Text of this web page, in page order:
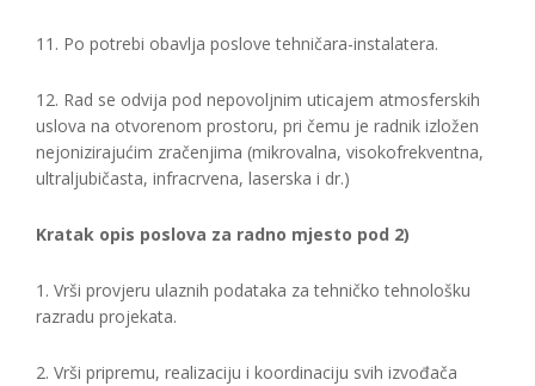
11. Po potrebi obavlja poslove tehničara-instalatera.
12. Rad se odvija pod nepovoljnim uticajem atmosferskih
uslova na otvorenom prostoru, pri čemu je radnik izložen
nejonizirajućim zračenjima (mikrovalna, visokofrekventna,
ultraljubičasta, infracrvena, laserska i dr.)
Kratak opis poslova za radno mjesto pod 2)
1. Vrši provjeru ulaznih podataka za tehničko tehnološku
razradu projekata.
2. Vrši pripremu, realizaciju i koordinaciju svih izvođača